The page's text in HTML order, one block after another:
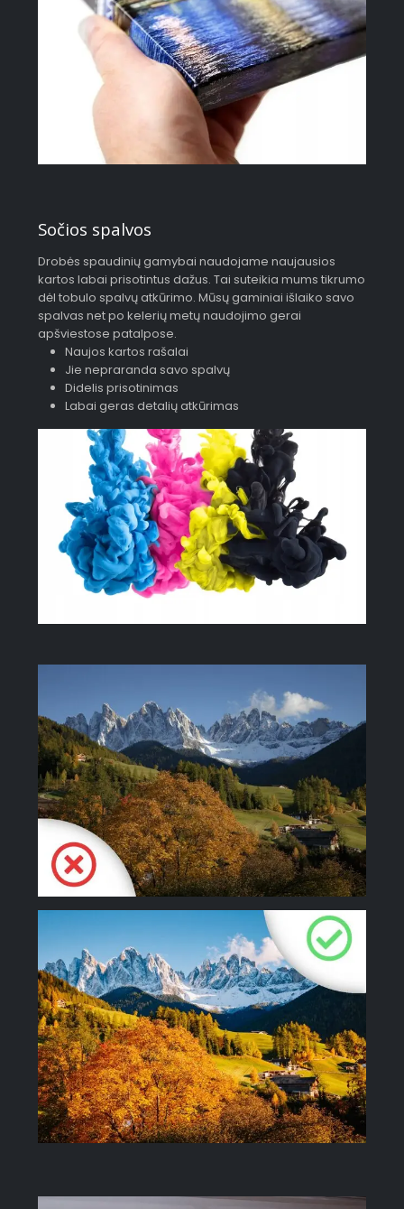
Sočios spalvos
Drobės spaudinių gamybai naudojame naujausios
kartos labai prisotintus dažus. Tai suteikia mums tikrumo
dėl tobulo spalvų atkūrimo. Mūsų gaminiai išlaiko savo
spalvas net po kelerių metų naudojimo gerai
apšviestose patalpose.
Naujos kartos rašalai
Jie nepraranda savo spalvų
Didelis prisotinimas
Labai geras detalių atkūrimas